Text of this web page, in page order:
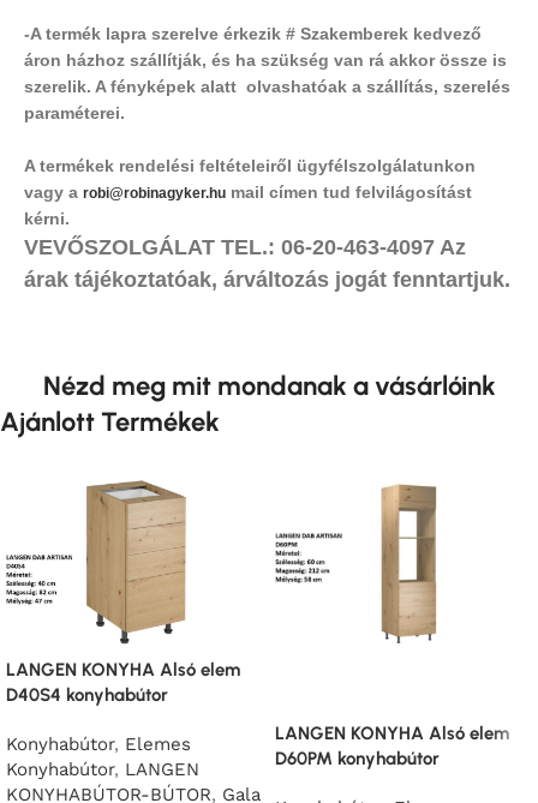
-A termék lapra szerelve érkezik # Szakemberek kedvező
áron házhoz szállítják, és ha szükség van rá akkor össze is
szerelik. A fényképek alatt olvashatóak a szállítás, szerelés
paraméterei.
A termékek rendelési feltételeiről ügyfélszolgálatunkon
vagy a robi@robinagyker.hu mail címen tud felvilágosítást
kérni.
VEVŐSZOLGÁLAT TEL.: 06-20-463-4097 Az
árak tájékoztatóak, árváltozás jogát fenntartjuk.
Nézd meg mit mondanak a vásárlóink
Ajánlott Termékek
LANGEN KONYHA Alsó elem
D40S4 konyhabútor
Konyhabútor, Elemes
Konyhabútor, LANGEN
KONYHABÚTOR-BÚTOR, Gala
LANGEN KONYHA Alsó elem
D60PM konyhabútor